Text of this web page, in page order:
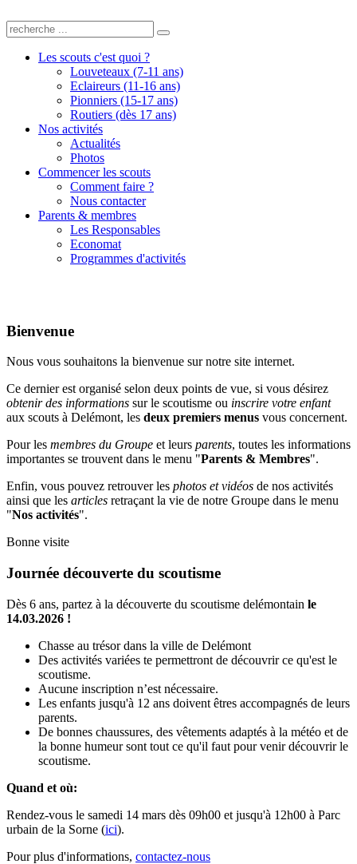
Les scouts c'est quoi ?
Louveteaux (7-11 ans)
Eclaireurs (11-16 ans)
Pionniers (15-17 ans)
Routiers (dès 17 ans)
Nos activités
Actualités
Photos
Commencer les scouts
Comment faire ?
Nous contacter
Parents & membres
Les Responsables
Economat
Programmes d'activités
Bienvenue
Nous vous souhaitons la bienvenue sur notre site internet.
Ce dernier est organisé selon deux points de vue, si vous désirez
obtenir des informations sur le scoutisme ou inscrire votre enfant
aux scouts à Delémont, les deux premiers menus vous concernent.
Pour les membres du Groupe et leurs parents, toutes les informations
importantes se trouvent dans le menu "Parents & Membres".
Enfin, vous pouvez retrouver les photos et vidéos de nos activités
ainsi que les articles retraçant la vie de notre Groupe dans le menu
"Nos activités".
Bonne visite
Journée découverte du scoutisme
Dès 6 ans, partez à la découverte du scoutisme delémontain le
14.03.2026 !
Chasse au trésor dans la ville de Delémont
Des activités variées te permettront de découvrir ce qu'est le
scoutisme.
Aucune inscription n’est nécessaire.
Les enfants jusqu'à 12 ans doivent êtres accompagnés de leurs
parents.
De bonnes chaussures, des vêtements adaptés à la météo et de
la bonne humeur sont tout ce qu'il faut pour venir découvrir le
scoutisme.
Quand et où:
Rendez-vous le samedi 14 mars dès 09h00 et jusqu'à 12h00 à Parc
urbain de la Sorne (ici).
Pour plus d'informations, contactez-nous